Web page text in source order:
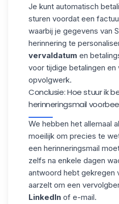
Je kunt automatisch
sturen voordat een
waarbij je gegevens van
herinnering te
vervaldatum en
voor tijdige betalingen en
opvolgwerk.
Conclusie: Hoe stuur ik
herinneringsmail
We hebben het allemaal
moeilijk om precies te
een herinneringsmail
zelfs na enkele dagen
antwoord hebt gekregen
aarzelt om een
LinkedIn of e-mail.